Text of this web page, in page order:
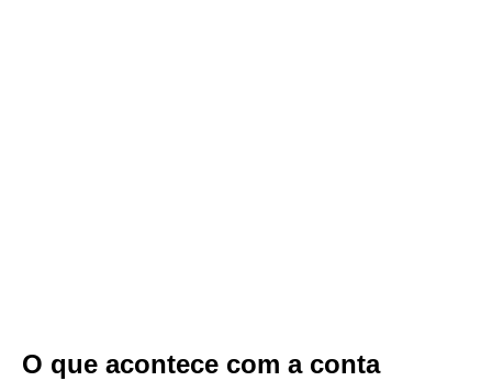
O que acontece com a conta